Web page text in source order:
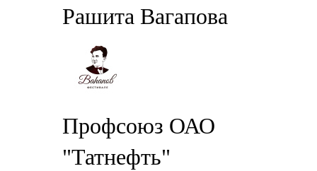
Рашита Вагапова
Профсоюз ОАО
"Татнефть"